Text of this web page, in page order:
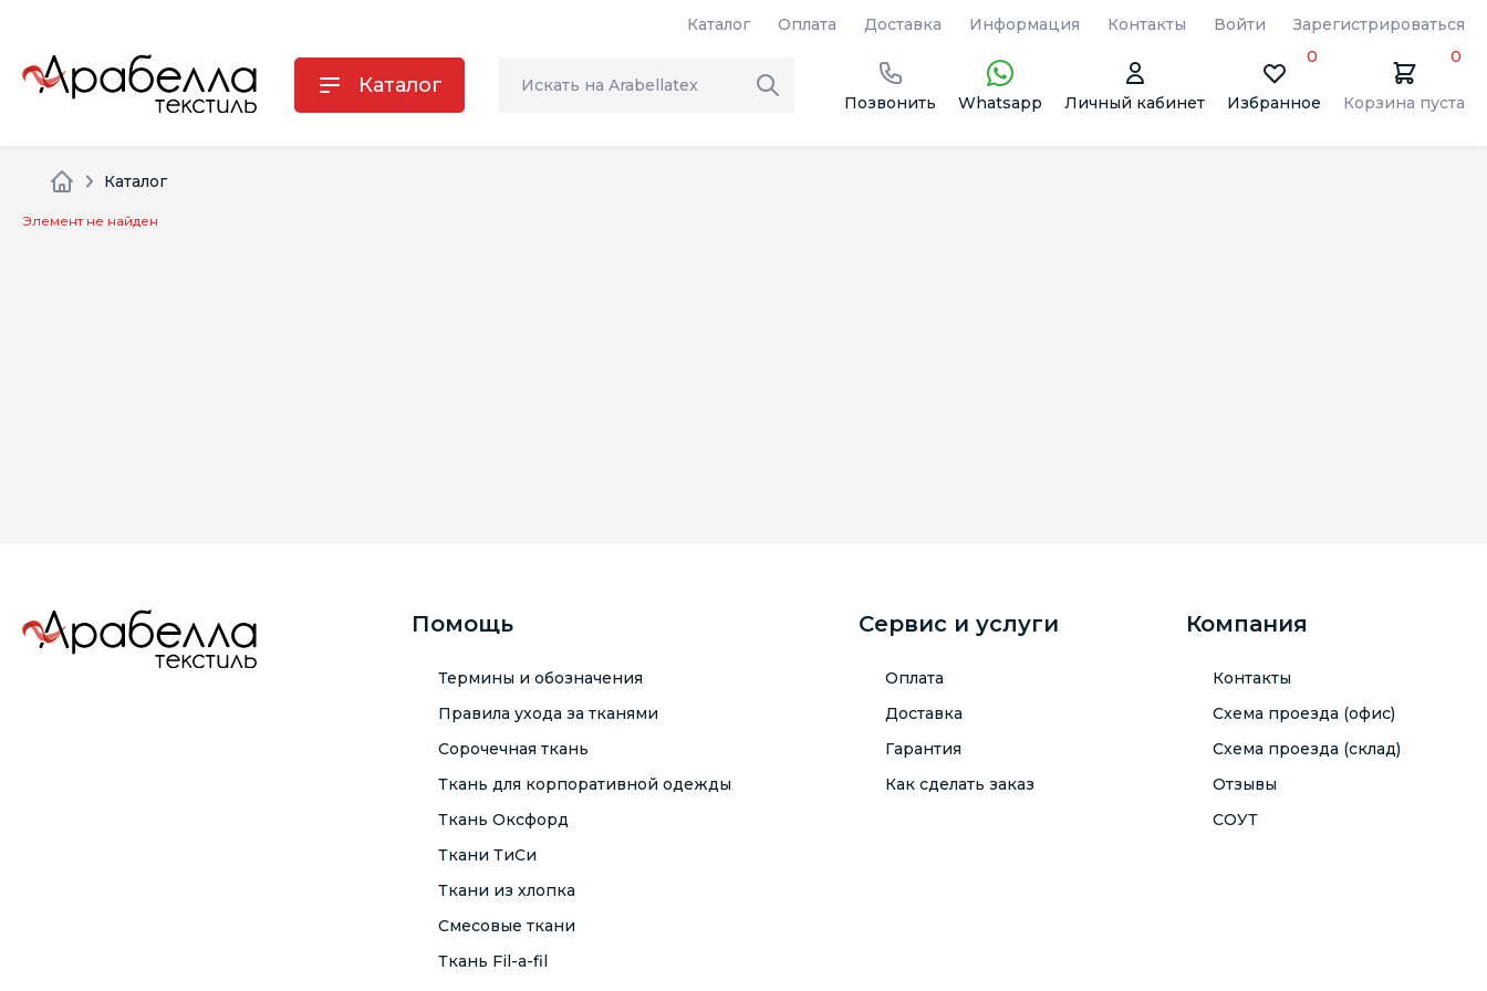
Каталог Оплата Доставка Информация Контакты Войти Зарегистрироваться
Каталог
Позвонить Whatsapp Личный кабинет Избранное
0
Корзина пуста
0
Каталог
Элемент не найден
Помощь
Термины и обозначения
Правила ухода за тканями
Сорочечная ткань
Ткань для корпоративной одежды
Ткань Оксфорд
Ткани ТиСи
Ткани из хлопка
Смесовые ткани
Ткань Fil-a-fil
Сервис и услуги
Оплата
Доставка
Гарантия
Как сделать заказ
Компания
Контакты
Схема проезда (офис)
Схема проезда (склад)
Отзывы
СОУТ